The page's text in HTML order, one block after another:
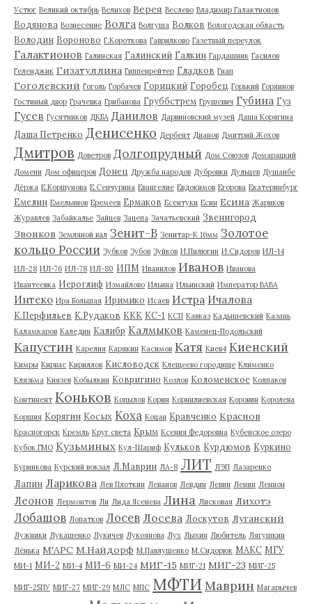
Устюг Великий октябрь Велихов Верея Веслево Владимир Галактионов
Водянова Вознесение Волга Волгуша Волков Вологодская область
Володин Вороново Г.Короткова Гаврилково Газетный переулок
Галактионов Галинская Галинский Галкин Гардашник Гасилов
Геленджик Гизатуллина Гиппенрейтер Гладков Гнап
Гоголевский Гоголь Горбачев Горицкий Горобец Горький Горяинов
Гостиный двор Грачевка Грибанова Груббстрем Грушевич Губина Гуз
Гусев Гусятников ДКБА Данилов Дарвиновский музей Даша Корягина
Даша Петренко Денисенко Дербент Дианов Дмитрий Жохов
Дмитров Доветров Долгопрудный Дом Союзов Домарацкий
Домени Дом офицеров Донец Дружба народов Дубровки Дульцев Душанбе
Дёржа Е.Коршунова Е.Сенчурина Евангелие Евдокимов Егорова Екатеринбург
Емелин Емельянов Еремеев Ермаков Есентуки Есин Есина Жариков
Журавлев Забайкалье Зайцев Зацепа Зачатьевский Звенигород
Звонков Земляной вал Зенит-В Зенитар-К 16мм Золотое
кольцо России Зубков Зубов Зуйков И.Пилюгин И.Сидоров ИЛ-14
ИЛ-28 ИЛ-76 ИЛ-78 ИЛ-80 ИПМ Иванилов Иванов Иванова
Ивантеевка Иероглиф Измайлово Ильина Ильинский Император ВАВА
Интеко Ира Большая Иримико Исаев Истра Ичалова
К.Перфильев К.Рудаков ККК КС-1 КСП Кавказ Кадышевский Казань
Каламкаров Каледин Калибр Калмыков Каменец-Подольский
Капустин Карелия Карякин Касимов Катя Киев4 Киенский
Кимры Кирвас Кириллов Кисловодск Клещеево городище Клименко
Клязьма Князев Кобылкин Ковригино Козлов Коломенское Колпаков
Континент Коньков Копылов Корин Корнилиевская Коровин Королева
Коршия Корягин Косых Коха Коцан Кравченко Краснов
Красногорск Кремль Круг света Крым Ксения Федоровна Кубенское озеро
Кубок ГМО Кузьминых Кул-Шариф Кульков Курдюмов Куркино
Курникова Курский вокзал Л.Маврин ЛА-8 ЛИТ ЛЭП Лазаренко
Лапин Ларикова Лев Плоткин Леванов Левдин Левин Ленин Леннон
Леонов Лермонтов Ли Лида Ясенева Лина Лисковая Лихотэ
Лобашов Лопатков Лосев Лосева Лоскутов Луганский
Лужники Лукашенко Лукичев Лукоянова Лух Лыхин Любитель Лягушкин
Лёнька М'АРС М.Найдорф М.Павлушенко М.Сидорюк МАКС МГУ
МИ-1 МИ-2 МИ-4 МИ-6 МИ-24 МИГ-15 МИГ-21 МИГ-23 МИГ-25
МИГ-25ПУ МИГ-27 МИГ-29 МЛС МПС МФТИ Маврин Магарычев